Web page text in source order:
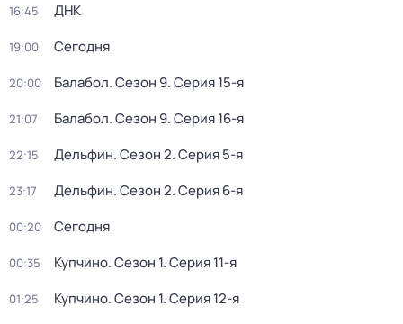
16:45 ДНК
19:00 Сегодня
20:00 Балабол. Сезон 9. Серия 15-я
21:07 Балабол. Сезон 9. Серия 16-я
22:15 Дельфин. Сезон 2. Серия 5-я
23:17 Дельфин. Сезон 2. Серия 6-я
00:20 Сегодня
00:35 Купчино. Сезон 1. Серия 11-я
01:25 Купчино. Сезон 1. Серия 12-я